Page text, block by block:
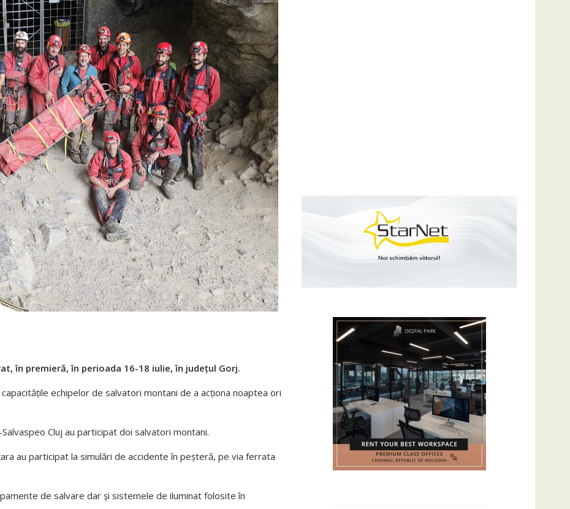
în premieră, în perioada 16-18 iulie, în județul Gorj.
echipelor de salvatori montani de a acționa noaptea ori
Cluj au participat doi salvatori montani.
au participat la simulări de accidente în peșteră, pe via ferrata
de salvare dar și sistemele de iluminat folosite în